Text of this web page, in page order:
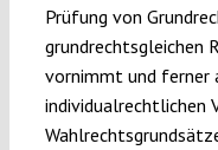
Prüfung von
grundrechtsgleichen
vornimmt und ferner
individualrechtlichen